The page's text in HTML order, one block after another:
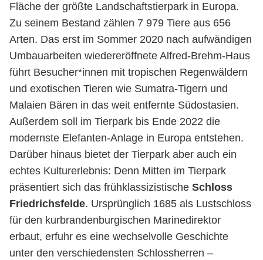
Fläche der größte Landschaftstierpark in Europa.
Zu seinem Bestand zählen 7 979 Tiere aus 656
Arten. Das erst im Sommer 2020 nach aufwändigen
Umbauarbeiten wiedereröffnete Alfred-Brehm-Haus
führt Besucher*innen mit tropischen Regenwäldern
und exotischen Tieren wie Sumatra-Tigern und
Malaien Bären in das weit entfernte Südostasien.
Außerdem soll im Tierpark bis Ende 2022 die
modernste Elefanten-Anlage in Europa entstehen.
Darüber hinaus bietet der Tierpark aber auch ein
echtes Kulturerlebnis: Denn Mitten im Tierpark
präsentiert sich das frühklassizistische Schloss
Friedrichsfelde. Ursprünglich 1685 als Lustschloss
für den kurbrandenburgischen Marinedirektor
erbaut, erfuhr es eine wechselvolle Geschichte
unter den verschiedensten Schlossherren –